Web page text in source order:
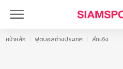
หน้าหลัก ฟุตบอลต่างประเทศ ลีกเอิง